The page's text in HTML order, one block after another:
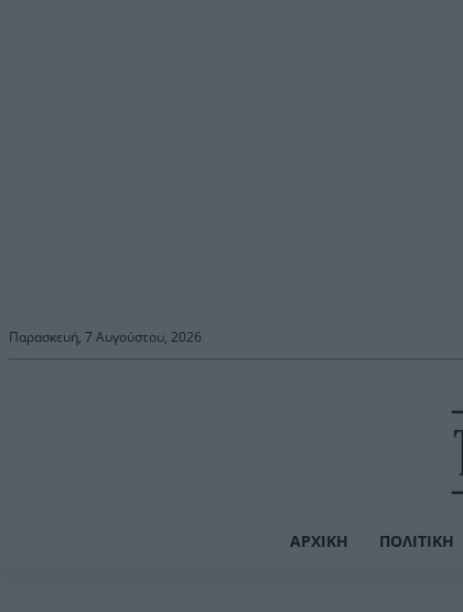
Παρασκευή, 7 Αυγούστου, 2026
ΑΡΧΙΚΉ ΠΟΛΙΤΙΚΉ